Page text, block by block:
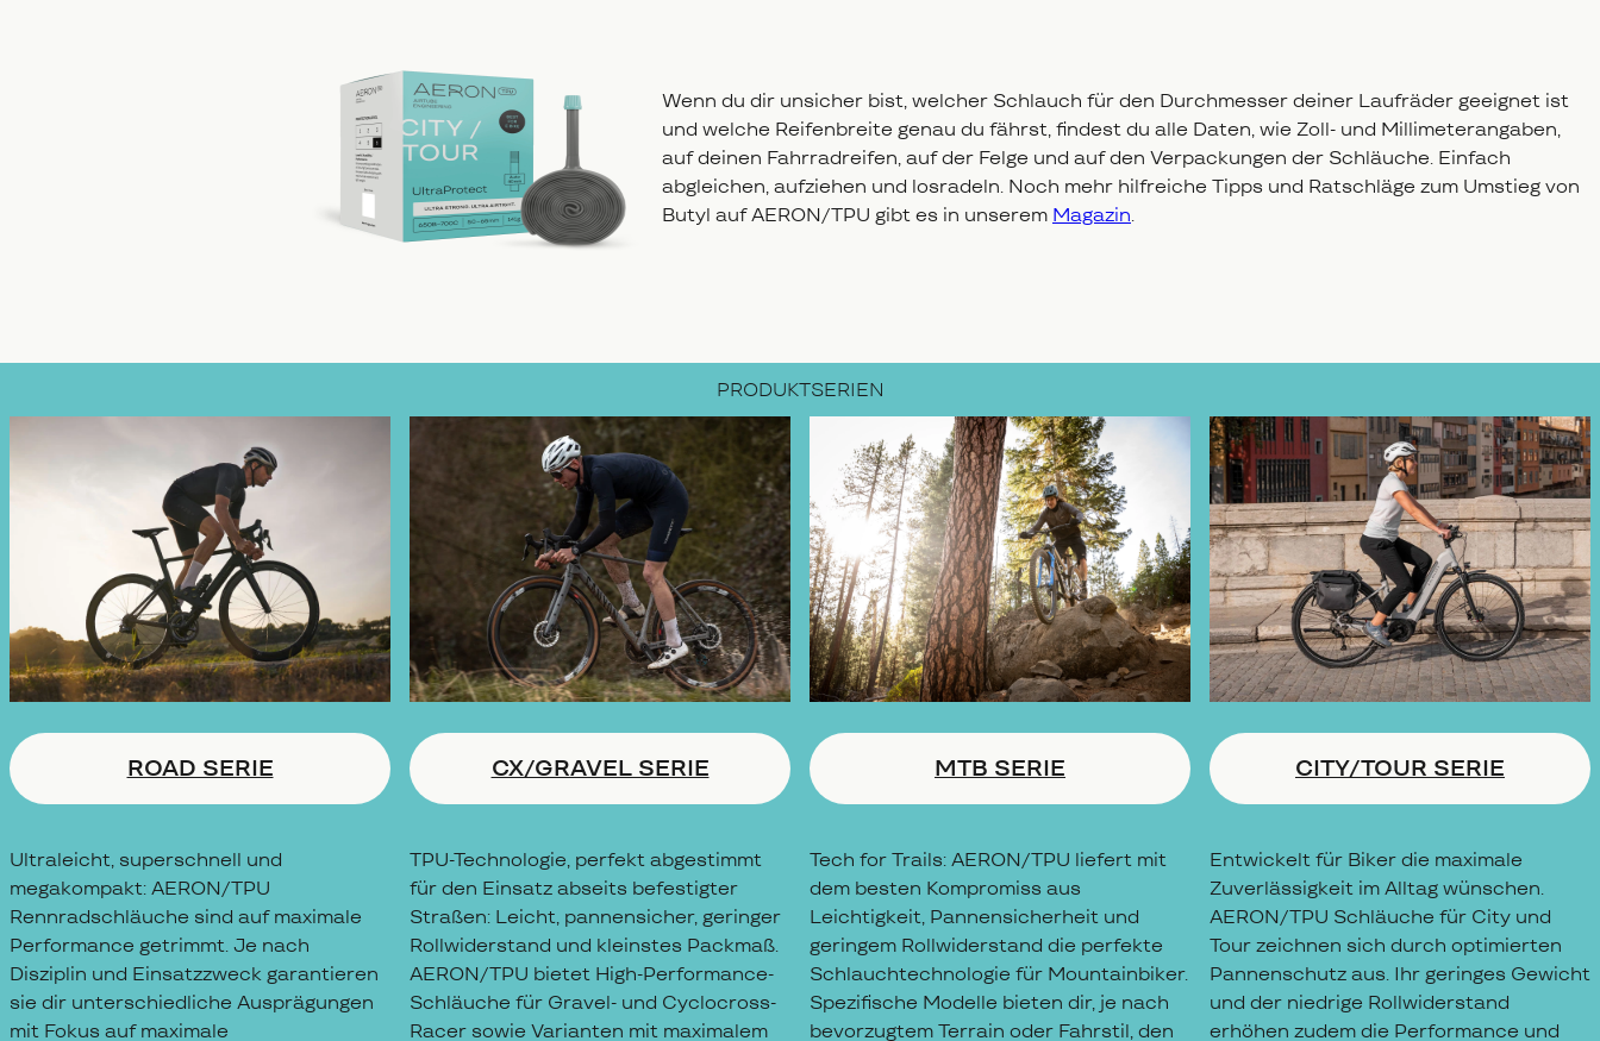
Wenn du dir unsicher bist, welcher Schlauch für den Durchmesser deiner Laufräder geeignet ist
und welche Reifenbreite genau du fährst, findest du alle Daten, wie Zoll- und Millimeterangaben,
auf deinen Fahrradreifen, auf der Felge und auf den Verpackungen der Schläuche. Einfach
abgleichen, aufziehen und losradeln. Noch mehr hilfreiche Tipps und Ratschläge zum Umstieg von
Butyl auf AERON/TPU gibt es in unserem Magazin.
PRODUKTSERIEN
ROAD SERIE
Ultraleicht, superschnell und
megakompakt: AERON/TPU
Rennradschläuche sind auf maximale
Performance getrimmt. Je nach
Disziplin und Einsatzzweck garantieren
sie dir unterschiedliche Ausprägungen
mit Fokus auf maximale
CX/GRAVEL SERIE
TPU-Technologie, perfekt abgestimmt
für den Einsatz abseits befestigter
Straßen: Leicht, pannensicher, geringer
Rollwiderstand und kleinstes Packmaß.
AERON/TPU bietet High-Performance-
Schläuche für Gravel- und Cyclocross-
Racer sowie Varianten mit maximalem
MTB SERIE
Tech for Trails: AERON/TPU liefert mit
dem besten Kompromiss aus
Leichtigkeit, Pannensicherheit und
geringem Rollwiderstand die perfekte
Schlauchtechnologie für Mountainbiker.
Spezifische Modelle bieten dir, je nach
bevorzugtem Terrain oder Fahrstil, den
CITY/TOUR SERIE
Entwickelt für Biker die maximale
Zuverlässigkeit im Alltag wünschen.
AERON/TPU Schläuche für City und
Tour zeichnen sich durch optimierten
Pannenschutz aus. Ihr geringes Gewicht
und der niedrige Rollwiderstand
erhöhen zudem die Performance und